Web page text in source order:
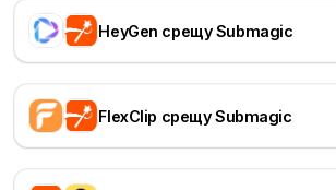
HeyGen срещу Submagic
FlexClip срещу Submagic